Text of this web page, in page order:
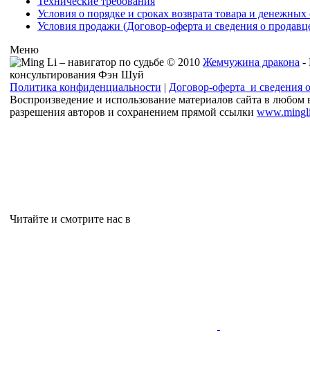
Условия о порядке и сроках возврата товара и денежных
Условия продажи (Договор-оферта и сведения о
Меню
© 2010 Жемчужина дракона -
консультирования Фэн Шуй
Политика конфиденциальности | Договор-оферта и сведения
Воспроизведение и использование материалов сайта в любом
разрешения авторов и сохранением прямой ссылки
Читайте и смотрите нас в